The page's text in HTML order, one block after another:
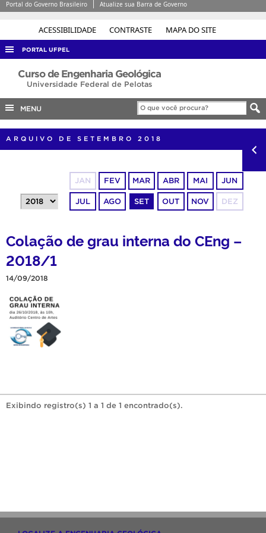
ACESSIBILIDADE CONTRASTE MAPA DO SITE
Portal do Governo Brasileiro Atualize sua Barra de Governo
PORTAL UFPEL
ACESSO À INFORMAÇÃO
COBALTO
CONCURSOS
EDITAIS
INTERNACIONAL
PORTARIAS
Curso de Engenharia Geológica
Universidade Federal de Pelotas
MENU
ARQUIVO DE SETEMBRO 2018
JAN FEV MAR ABR MAI JUN
JUL AGO SET OUT NOV DEZ
Colação de grau interna do CEng –
2018/1
14/09/2018
Exibindo registro(s) 1 a 1 de 1 encontrado(s).